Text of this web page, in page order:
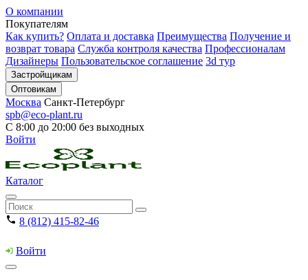
О компании
Покупателям
Как купить? Оплата и доставка Преимущества Получение и
возврат товара Служба контроля качества Профессионалам
Дизайнеры Пользовательское соглашение 3d тур
Застройщикам
Оптовикам
Москва Санкт-Петербург
spb@eco-plant.ru
С 8:00 до 20:00 без выходных
Войти
Каталог
8 (812) 415-82-46
Войти